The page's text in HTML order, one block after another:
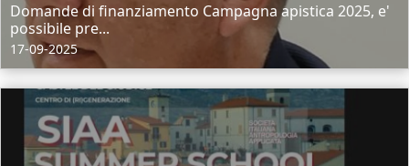
Domande di finanziamento Campagna apistica 2025, e'
possibile pre...
17-09-2025